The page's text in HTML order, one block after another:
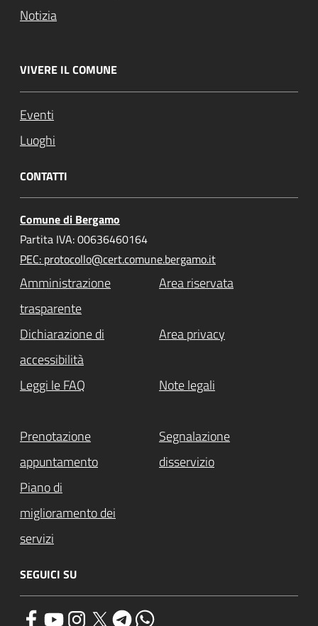
Notizia
VIVERE IL COMUNE
Eventi
Luoghi
CONTATTI
Comune di Bergamo
Partita IVA: 00636460164
PEC: protocollo@cert.comune.bergamo.it
Amministrazione
trasparente
Area riservata
Dichiarazione di
accessibilità
Area privacy
Leggi le FAQ Note legali
Prenotazione
appuntamento
Segnalazione
disservizio
Piano di
miglioramento dei
servizi
SEGUICI SU